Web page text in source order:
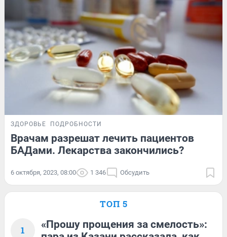
ЗДОРОВЬЕ ПОДРОБНОСТИ
Врачам разрешат лечить пациентов
БАДами. Лекарства закончились?
6 октября, 2023, 08:00 1 346 Обсудить
ТОП 5
1
«Прошу прощения за смелость»: